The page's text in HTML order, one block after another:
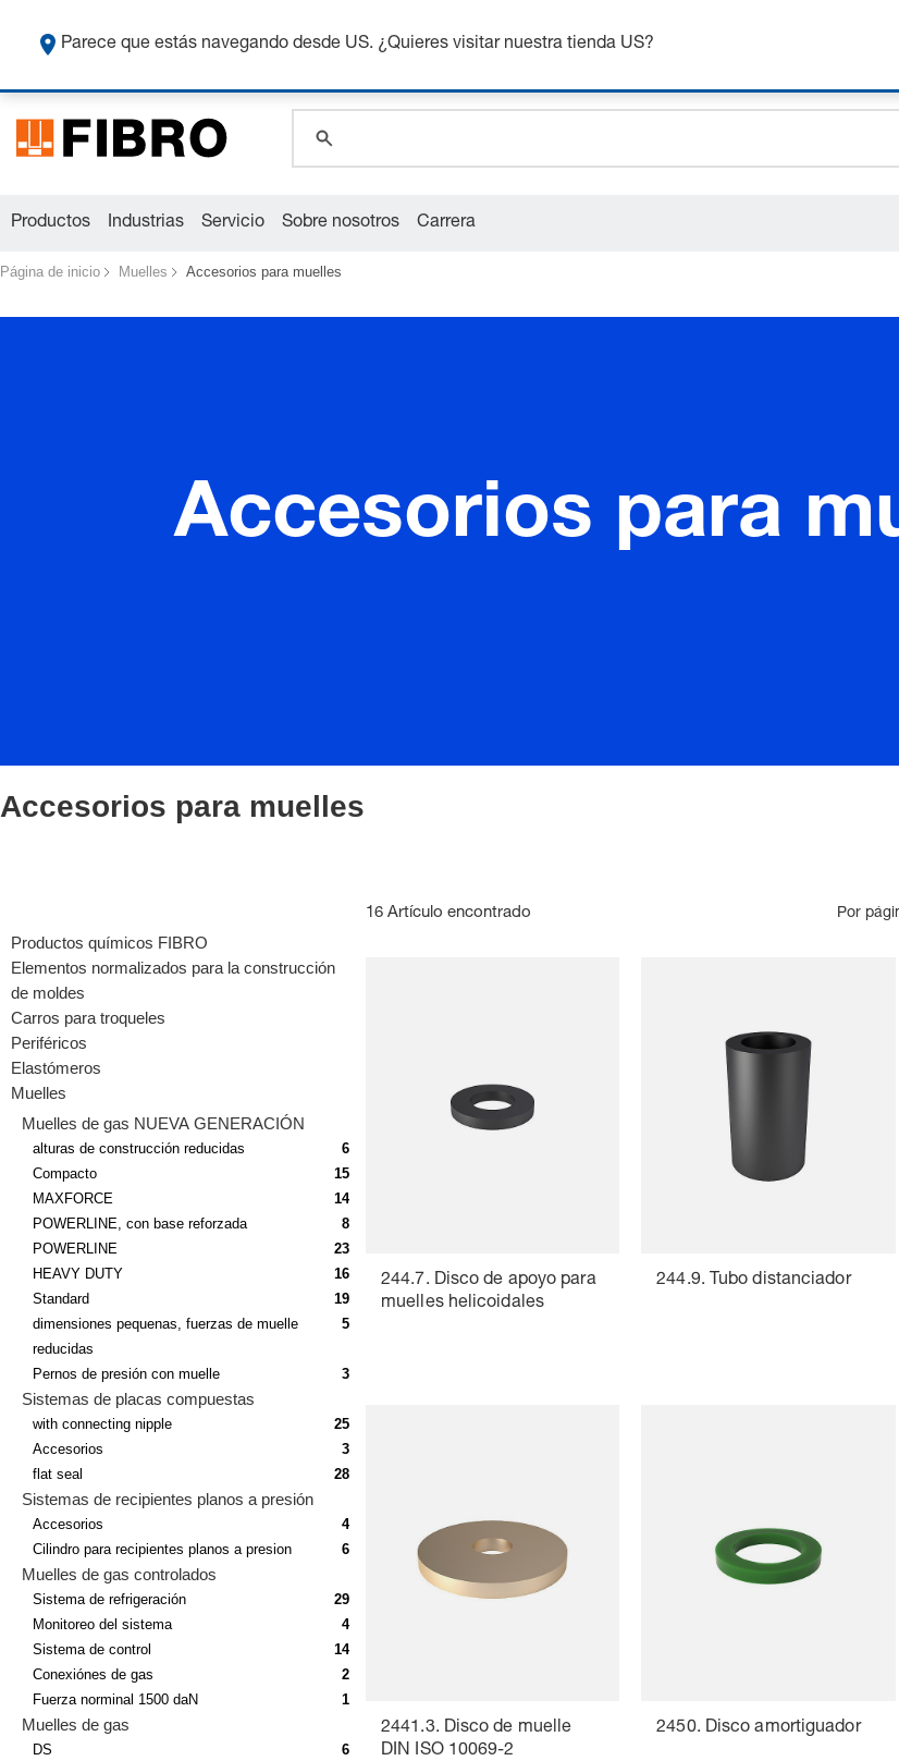
global.search.placeholder.name
global.search.placeholder.category
Productos Industrias Servicio Sobre nosotros Carrera
Página de inicio Muelles Accesorios para muelles
Accesorios para
Accesorios para muelles
Productos químicos FIBRO
Elementos normalizados para la construcción
de moldes
Carros para troqueles
Periféricos
Elastómeros
Muelles
Muelles de gas NUEVA GENERACIÓN
alturas de construcción reducidas
6
Compacto
15
MAXFORCE
14
POWERLINE, con base reforzada
8
POWERLINE
23
HEAVY DUTY
16
Standard
19
dimensiones pequenas, fuerzas de muelle
reducidas
5
Pernos de presión con muelle 3
Sistemas de placas compuestas
with connecting nipple
25
Accesorios
3
flat seal
28
Sistemas de recipientes planos a presión
Accesorios
4
Cilindro para recipientes planos a presion
6
Muelles de gas controlados
Sistema de refrigeración
29
Monitoreo del sistema
4
Sistema de control
14
Conexiónes de gas
2
Fuerza norminal 1500 daN
1
Muelles de gas
DS
6
16 Artículo encontrado Por
244.7. Disco de apoyo para
muelles helicoidales
244.9. Tubo distanciador
2441.3. Disco de muelle
DIN ISO 10069-2
2450. Disco amortiguador
Parece que estás navegando desde US. ¿Quieres visitar nuestra tienda US?